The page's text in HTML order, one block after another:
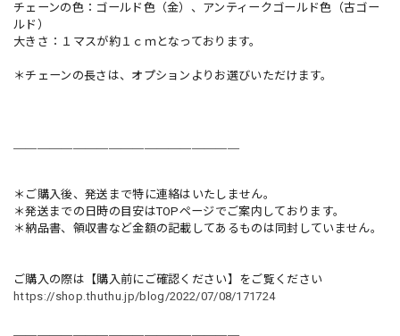
チェーンの色：ゴールド色（金）、アンティークゴールド色（古ゴー
ルド）
大きさ：１マスが約１ｃｍとなっております。
＊チェーンの長さは、オプションよりお選びいただけます。
＊ご購入後、発送まで特に連絡はいたしません。
＊発送までの日時の目安はTOPページでご案内しております。
＊納品書、領収書など金額の記載してあるものは同封していません。
ご購入の際は【購入前にご確認ください】をご覧ください
https://shop.thuthu.jp/blog/2022/07/08/171724